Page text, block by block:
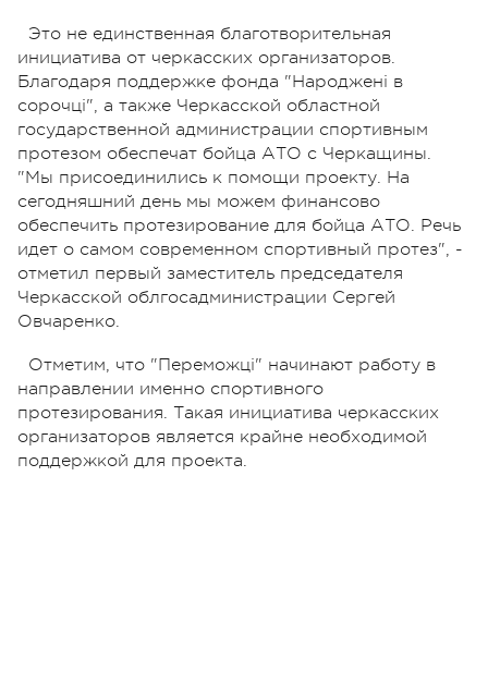
Это не единственная благотворительная
инициатива от черкасских организаторов.
Благодаря поддержке фонда "Народжені в
сорочці", а также Черкасской областной
государственной администрации спортивным
протезом обеспечат бойца АТО с Черкащины.
"Мы присоединились к помощи проекту. На
сегодняшний день мы можем финансово
обеспечить протезирование для бойца АТО. Речь
идет о самом современном спортивный протез", -
отметил первый заместитель председателя
Черкасской облгосадминистрации Сергей
Овчаренко.
Отметим, что "Переможці" начинают работу в
направлении именно спортивного
протезирования. Такая инициатива черкасских
организаторов является крайне необходимой
поддержкой для проекта.